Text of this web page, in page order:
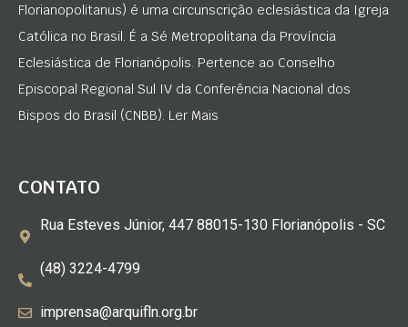
Florianopolitanus) é uma circunscrição eclesiástica da Igreja
Católica no Brasil. É a Sé Metropolitana da Província
Eclesiástica de Florianópolis. Pertence ao Conselho
Episcopal Regional Sul IV da Conferência Nacional dos
Bispos do Brasil (CNBB). Ler Mais
CONTATO
Rua Esteves Júnior, 447 88015-130 Florianópolis - SC
(48) 3224-4799
imprensa@arquifln.org.br